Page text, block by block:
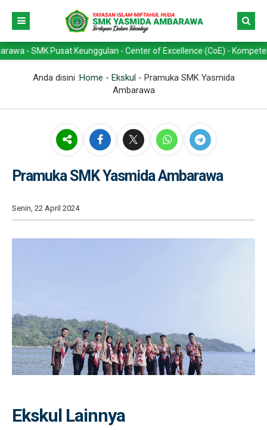
- SMK Pusat Keunggulan - Center of Excellence (CoE) - Kompetensi
Anda disini :Home - Ekskul - Pramuka SMK Yasmida
Ambarawa
Pramuka SMK Yasmida Ambarawa
Senin, 22 April 2024
Ekskul Lainnya